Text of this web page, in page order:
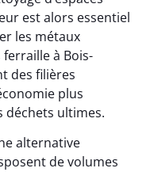
est alors essentiel
les métaux
à Bois-
des filières
plus
déchets ultimes.
alternative
de volumes